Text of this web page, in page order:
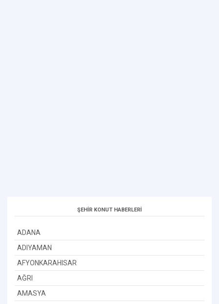
ŞEHİR KONUT HABERLERİ
ADANA
ADIYAMAN
AFYONKARAHISAR
AĞRI
AMASYA